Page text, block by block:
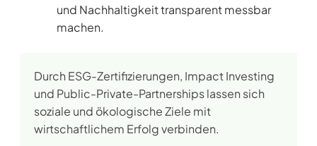
und Nachhaltigkeit transparent messbar
machen.
Durch ESG-Zertifizierungen, Impact Investing
und Public-Private-Partnerships lassen sich
soziale und ökologische Ziele mit
wirtschaftlichem Erfolg verbinden.